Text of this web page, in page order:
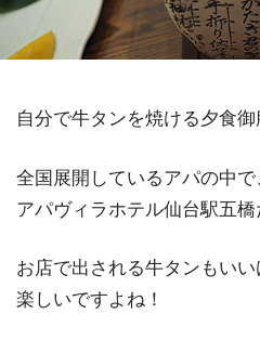
自分で牛タンを焼ける夕食御
全国展開しているアパの中で
アパヴィラホテル仙台駅五橋
お店で出される牛タンもい
楽しいですよね！